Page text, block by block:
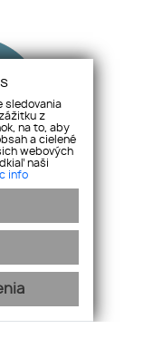
Kontakt
profesionálne a
sledovania
z
na to, aby
a cielené
webových
naši
info